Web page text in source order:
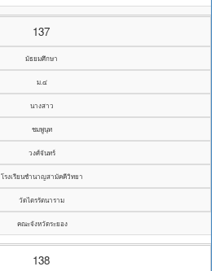
137
มัธยมศึกษา
ม.๔
นางสาว
ชมพูนุท
วงศ์จันทร์
โรงเรียนชำนาญสามัคคีวิทยา
วัดไตรรัตนาราม
คณะจังหวัดระยอง
138